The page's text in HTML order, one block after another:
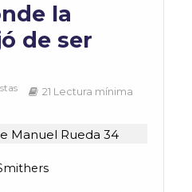
la
de ser
21 Lectura mínima